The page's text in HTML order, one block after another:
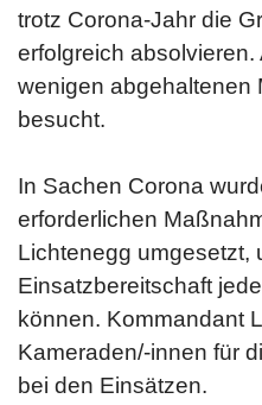
trotz Corona-Jahr die
erfolgreich
wenigen abgehaltenen
besucht.
In Sachen Corona
erforderlichen
Lichtenegg umgesetzt,
Einsatzbereitschaft
können. Kommandant
Kameraden/-innen für
bei den Einsätzen.